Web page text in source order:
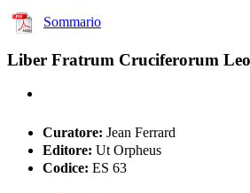
Sommario
Liber Fratrum Cruciferorum
Curatore: Jean Ferrard
Editore: Ut Orpheus
Codice: ES 63